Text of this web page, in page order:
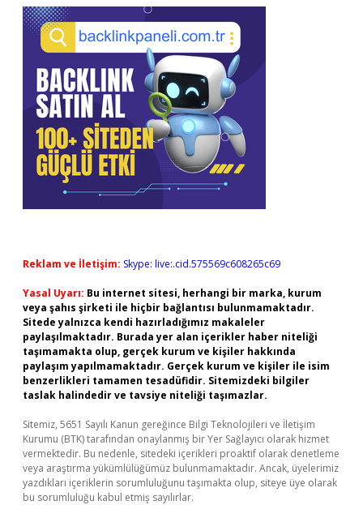
Reklam ve İletişim: Skype: live:.cid.575569c608265c69
Yasal Uyarı: Bu internet sitesi, herhangi bir marka, kurum
veya şahıs şirketi ile hiçbir bağlantısı bulunmamaktadır.
Sitede yalnızca kendi hazırladığımız makaleler
paylaşılmaktadır. Burada yer alan içerikler haber niteliği
taşımamakta olup, gerçek kurum ve kişiler hakkında
paylaşım yapılmamaktadır. Gerçek kurum ve kişiler ile isim
benzerlikleri tamamen tesadüfidir. Sitemizdeki bilgiler
taslak halindedir ve tavsiye niteliği taşımazlar.
Sitemiz, 5651 Sayılı Kanun gereğince Bilgi Teknolojileri ve İletişim
Kurumu (BTK) tarafından onaylanmış bir Yer Sağlayıcı olarak hizmet
vermektedir. Bu nedenle, sitedeki içerikleri proaktif olarak denetleme
veya araştırma yükümlülüğümüz bulunmamaktadır. Ancak, üyelerimiz
yazdıkları içeriklerin sorumluluğunu taşımakta olup, siteye üye olarak
bu sorumluluğu kabul etmiş sayılırlar.